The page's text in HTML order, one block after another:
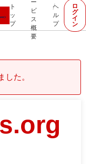
ト
ッ
プ
ー
ビ
ス
概
要
ヘ
ル
プ
ロ
グ
イ
ン
した。